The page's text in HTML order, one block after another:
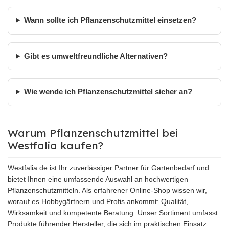
Wann sollte ich Pflanzenschutzmittel einsetzen?
Gibt es umweltfreundliche Alternativen?
Wie wende ich Pflanzenschutzmittel sicher an?
Warum Pflanzenschutzmittel bei
Westfalia kaufen?
Westfalia.de ist Ihr zuverlässiger Partner für Gartenbedarf und
bietet Ihnen eine umfassende Auswahl an hochwertigen
Pflanzenschutzmitteln. Als erfahrener Online-Shop wissen wir,
worauf es Hobbygärtnern und Profis ankommt: Qualität,
Wirksamkeit und kompetente Beratung. Unser Sortiment umfasst
Produkte führender Hersteller, die sich im praktischen Einsatz